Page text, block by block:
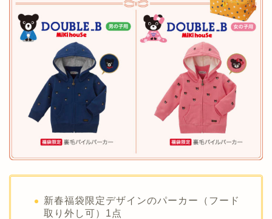
新春福袋限定デザインのパーカー（フード
取り外し可）1点